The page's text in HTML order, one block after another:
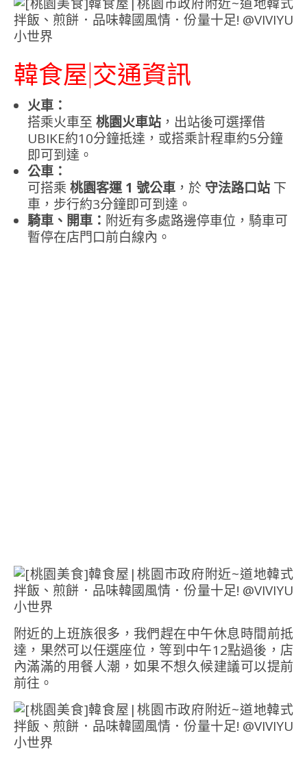
韓食屋|交通資訊
火車：
搭乘火車至 桃園火車站 ，出站後可選擇借
UBIKE約10分鐘抵達，或搭乘計程車約5分鐘
即可到達。
公車：
可搭乘 桃園客運 1 號公車 ，於 守法路口站 下
車，步行約3分鐘即可到達。
騎車、開車： 附近有多處路邊停車位，騎車可
暫停在店門口前白線內。
附近的上班族很多，我們趕在中午休息時間前抵
達，果然可以任選座位，等到中午12點過後，店
內滿滿的用餐人潮，如果不想久候建議可以提前
前往。